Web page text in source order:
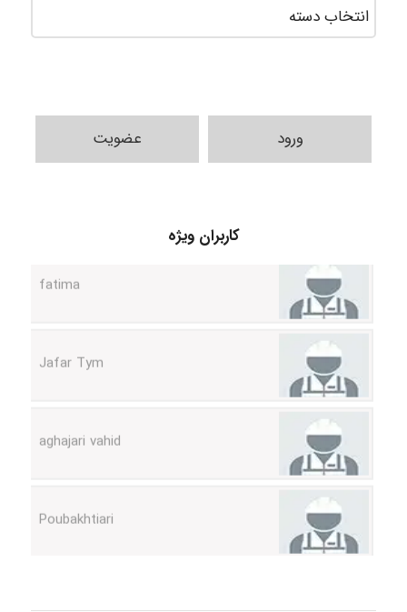
ورود عضویت
کاربران ویژه
A.balandeh
aghajari vahid
Poubakhtiari